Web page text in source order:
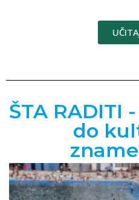
ŠTA RADITI
do